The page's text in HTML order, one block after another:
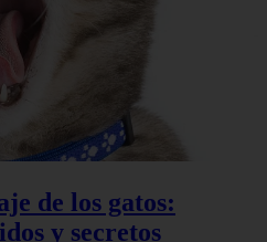
de los gatos:
y secretos